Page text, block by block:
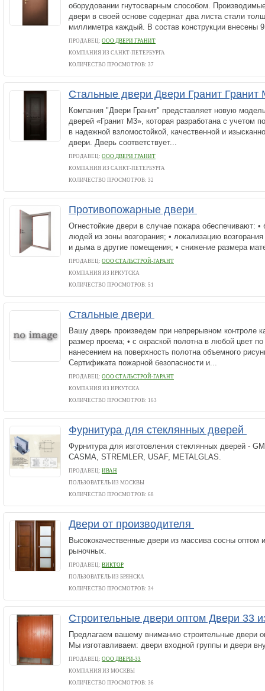
оборудовании гнутосварным способом.
двери в своей основе содержат два листа стали
миллиметра каждый. В состав конструкции внесены
ПРОДАВЕЦ: ООО ДВЕРИ ГРАНИТ
КОМПАНИЯ ИЗ САНКТ-ПЕТЕРБУРГА
КОЛИЧЕСТВО ПРОСМОТРОВ: 37
Стальные двери Двери Гранит Гранит
Компания "Двери Гранит" представляет новую
дверей «Гранит М3», которая разработана с учетом
в надежной взломостойкой, качественной и
двери. Дверь соответствует...
ПРОДАВЕЦ: ООО ДВЕРИ ГРАНИТ
КОМПАНИЯ ИЗ САНКТ-ПЕТЕРБУРГА
КОЛИЧЕСТВО ПРОСМОТРОВ: 32
Противопожарные двери
Огнестойкие двери в случае пожара обеспечивают:
людей из зоны возгорания; • локализацию возгорания
и дыма в другие помещения; • снижение размера
ПРОДАВЕЦ: ООО СТАЛЬСТРОЙ-ГАРАНТ
КОМПАНИЯ ИЗ ИРКУТСКА
КОЛИЧЕСТВО ПРОСМОТРОВ: 51
Стальные двери
Вашу дверь произведем при непрерывном контроле
размер проема; • с окраской полотна в любой цвет по
нанесением на поверхность полотна объемного
Сертификата пожарной безопасности и...
ПРОДАВЕЦ: ООО СТАЛЬСТРОЙ-ГАРАНТ
КОМПАНИЯ ИЗ ИРКУТСКА
КОЛИЧЕСТВО ПРОСМОТРОВ: 163
Фурнитура для стеклянных дверей
Фурнитура для изготовления стеклянных дверей -
CASMA, STREMLER, USAF, METALGLAS.
ПРОДАВЕЦ: ИВАН
ПОЛЬЗОВАТЕЛЬ ИЗ МОСКВЫ
КОЛИЧЕСТВО ПРОСМОТРОВ: 68
Двери от производителя
Высококачественные двери из массива сосны оптом
рыночных.
ПРОДАВЕЦ: ВИКТОР
ПОЛЬЗОВАТЕЛЬ ИЗ БРЯНСКА
КОЛИЧЕСТВО ПРОСМОТРОВ: 34
Строительные двери оптом Двери 33
Предлагаем вашему вниманию строительные двери
Мы изготавливаем: двери входной группы и двери
ПРОДАВЕЦ: ООО ДВЕРИ-33
КОМПАНИЯ ИЗ МОСКВЫ
КОЛИЧЕСТВО ПРОСМОТРОВ: 36